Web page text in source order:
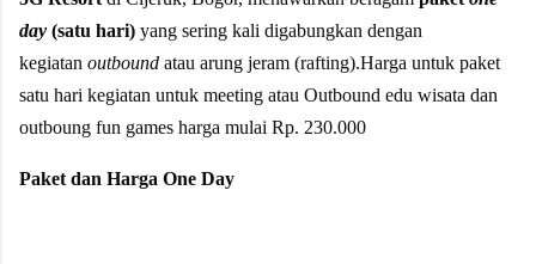
day (satu hari) yang sering kali digabungkan dengan
kegiatan outbound atau arung jeram (rafting).Harga untuk paket
satu hari kegiatan untuk meeting atau Outbound edu wisata dan
outboung fun games harga mulai Rp. 230.000
Paket dan Harga One Day